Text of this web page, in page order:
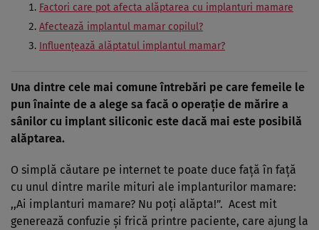
Factori care pot afecta alăptarea cu implanturi mamare
Afectează implantul mamar copilul?
Influențează alăptatul implantul mamar?
Una dintre cele mai comune întrebări pe care femeile le
pun înainte de a alege sa facă o operație de mărire a
sânilor cu implant siliconic este dacă mai este posibilă
alăptarea.
O simplă căutare pe internet te poate duce față în față
cu unul dintre marile mituri ale implanturilor mamare:
,,Ai implanturi mamare? Nu poți alăpta!”. Acest mit
generează confuzie și frică printre paciente, care ajung la